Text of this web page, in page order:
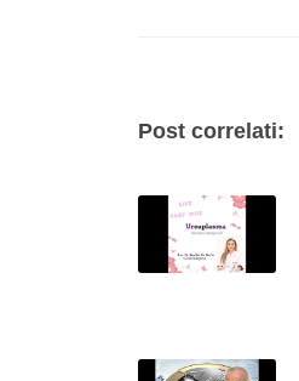
Post correlati: